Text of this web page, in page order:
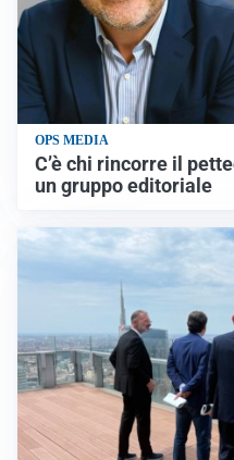
OPS MEDIA
C’è chi rincorre il
un gruppo editoriale